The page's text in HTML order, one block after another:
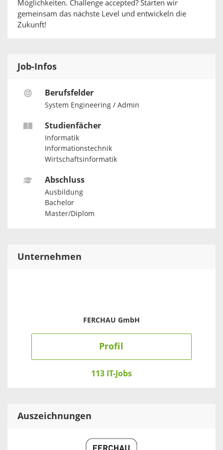
Möglichkeiten. Challenge accepted? Starten wir
gemeinsam das nächste Level und entwickeln die
Zukunft!
Job-Infos
Berufsfelder
System Engineering / Admin
Studienfächer
Informatik
Informationstechnik
Wirtschaftsinformatik
Abschluss
Ausbildung
Bachelor
Master/Diplom
Unternehmen
FERCHAU GmbH
Profil
113 IT-Jobs
Auszeichnungen